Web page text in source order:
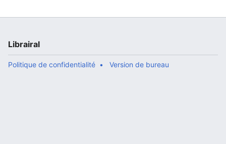
Librairal
Politique de confidentialité Version de bureau